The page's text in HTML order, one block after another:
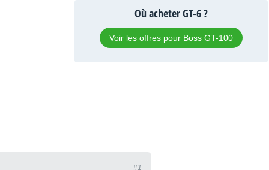
Où acheter GT-6 ?
Voir les offres pour Boss GT-100
#1